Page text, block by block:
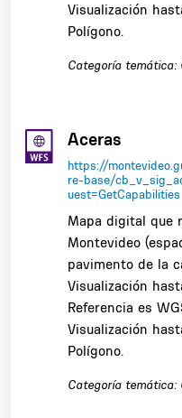
Visualización
Polígono.
Categoría
Aceras
https://
re-base/
uest=GetCapabilities
Mapa digital que
Montevideo
pavimento de la
Visualización
Referencia es
Visualización
Polígono.
Categoría